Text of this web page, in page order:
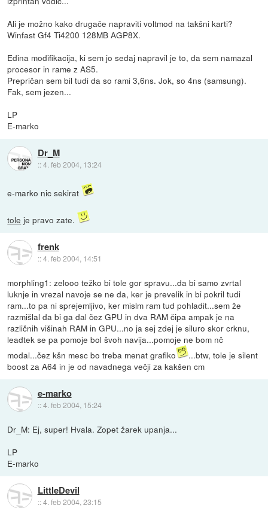
Ali je možno kako drugače napraviti voltmod na takšni karti?
Winfast Gf4 Ti4200 128MB AGP8X.
Edina modifikacija, ki sem jo sedaj napravil je to, da sem namazal
procesor in rame z AS5.
Prepričan sem bil tudi da so rami 3,6ns. Jok, so 4ns (samsung).
Fak, sem jezen...
LP
E-marko
Dr_M
::4. feb 2004, 13:24
e-marko nic sekirat
tole je pravo zate.
frenk
::4. feb 2004, 14:51
morphling1: zelooo težko bi tole gor spravu...da bi samo zvrtal
luknje in vrezal navoje se ne da, ker je prevelik in bi pokril tudi
ram...to pa ni sprejemljivo, ker mislm ram tud pohladit...sem že
razmišlal da bi ga dal čez GPU in dva RAM čipa ampak je na
različnih višinah RAM in GPU...no ja sej zdej je siluro skor crknu,
leadtek se pa pomoje bol švoh navija...pomoje ne bom nč
modal...čez kšn mesc bo treba menat grafiko
...btw, tole je silent
boost za A64 in je od navadnega večji za kakšen cm
e-marko
::4. feb 2004, 15:24
Dr_M: Ej, super! Hvala. Zopet žarek upanja...
LP
E-marko
LittleDevil
::4. feb 2004, 23:15